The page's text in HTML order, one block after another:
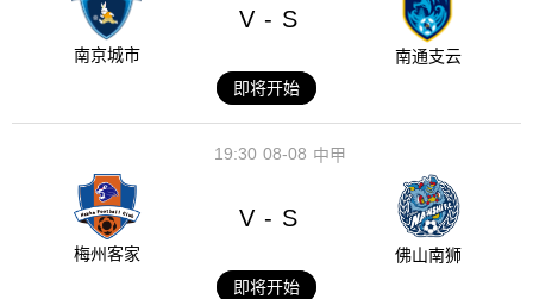
南京城市
V - S
南通支云
即将开始
08-08
19:30 中甲
梅州客家
V - S
佛山南狮
即将开始